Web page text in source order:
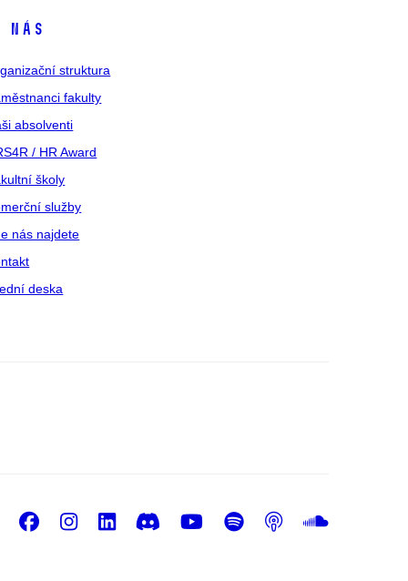
nás
struktura
fakulty
absolventi
/ HR Award
školy
služby
nás najdete
deska
Facebook
Instagram
LinkedIn
DiscordYoutube
Spotify
Podcast